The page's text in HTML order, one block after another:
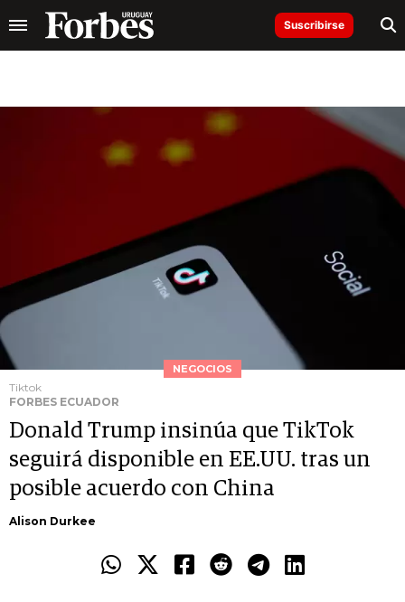
Suscribirse
NEGOCIOS
Tiktok
FORBES ECUADOR
Donald Trump insinúa que TikTok
seguirá disponible en EE.UU. tras un
posible acuerdo con China
Alison Durkee